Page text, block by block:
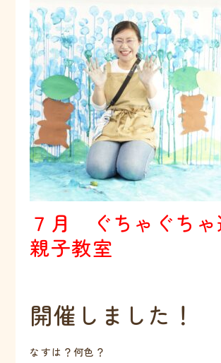
７月 ぐちゃぐちゃ
親子教室
開催しました！
なすは？何色？